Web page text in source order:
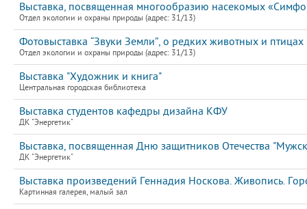
Выставка, посвященная многообразию насекомых
Отдел экологии и охраны природы (адрес: 31/13)
Фотовыставка “Звуки Земли”, о редких животных и
Отдел экологии и охраны природы (адрес: 31/13)
Выставка "Художник и книга"
Центральная городская библиотека
Выставка студентов кафедры дизайна КФУ
ДК "Энергетик"
Выставка, посвященная Дню защитников Отечества
ДК "Энергетик"
Выставка произведений Геннадия Носкова. Живопись.
Картинная галерея, малый зал